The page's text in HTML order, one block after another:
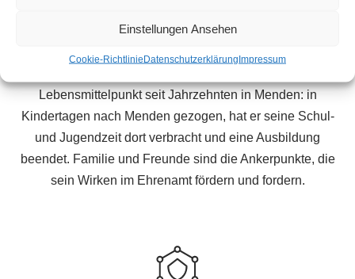
Einstellungen Ansehen
Cookie-RichtlinieDatenschutzerklärungImpressum
Lebensmittelpunkt seit Jahrzehnten in Menden: in
Kindertagen nach Menden gezogen, hat er seine Schul-
und Jugendzeit dort verbracht und eine Ausbildung
beendet. Familie und Freunde sind die Ankerpunkte, die
sein Wirken im Ehrenamt fördern und fordern.